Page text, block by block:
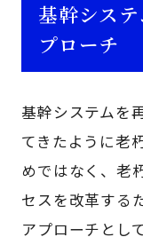
基幹シス
プローチ
基幹システムを
てきたように老
めではなく、老
セスを改革する
アプローチとし